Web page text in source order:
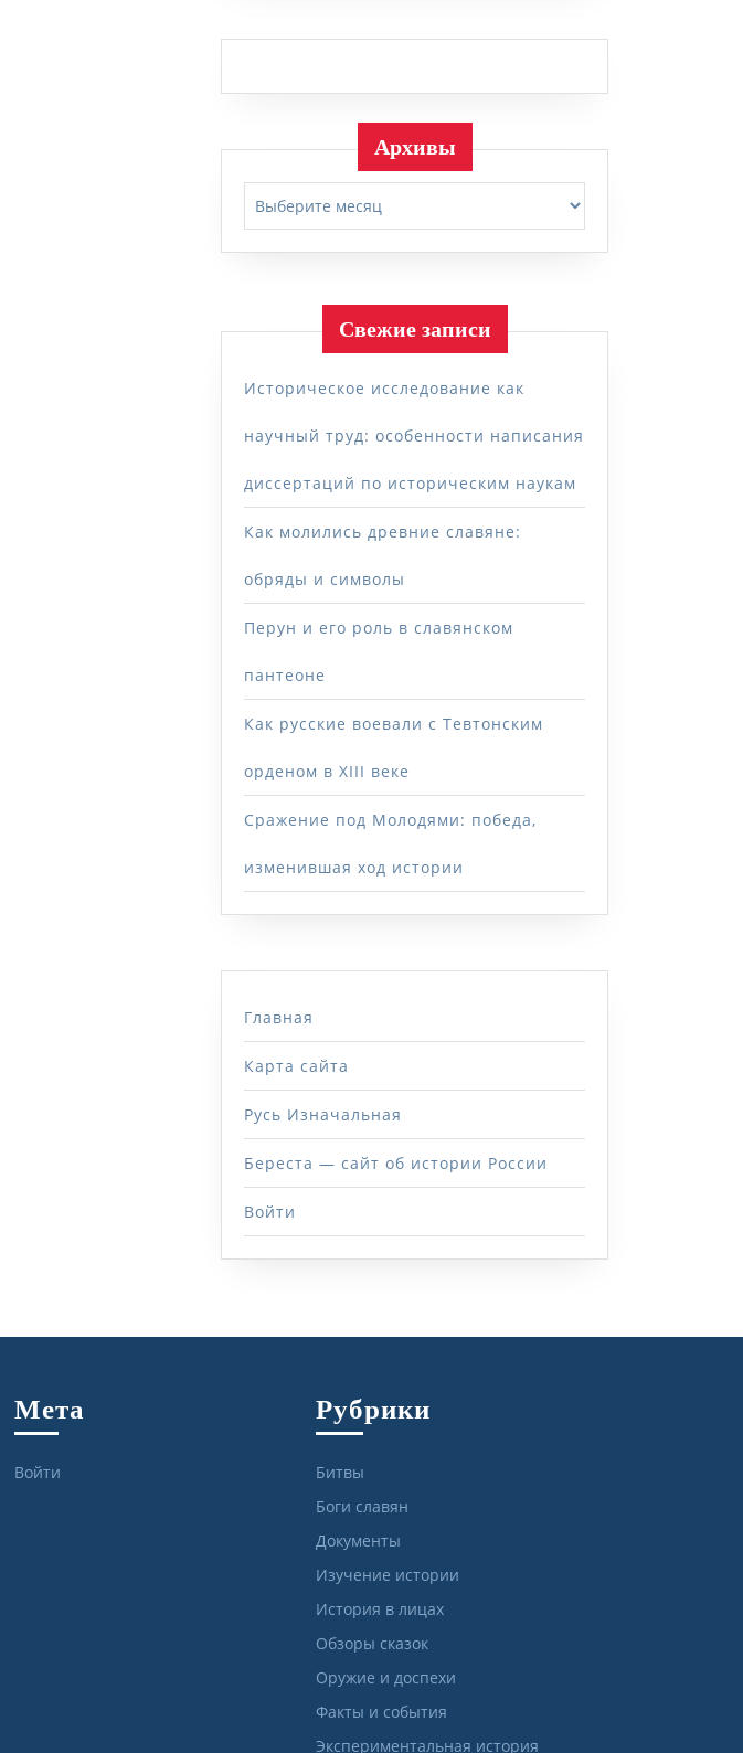
Архивы
Свежие записи
Историческое исследование как
научный труд: особенности написания
диссертаций по историческим наукам
Как молились древние славяне:
обряды и символы
Перун и его роль в славянском
пантеоне
Как русские воевали с Тевтонским
орденом в XIII веке
Сражение под Молодями: победа,
изменившая ход истории
Главная
Карта сайта
Русь Изначальная
Береста — сайт об истории России
Войти
Мета
Войти
Рубрики
Битвы
Боги славян
Документы
Изучение истории
История в лицах
Обзоры сказок
Оружие и доспехи
Факты и события
Экспериментальная история